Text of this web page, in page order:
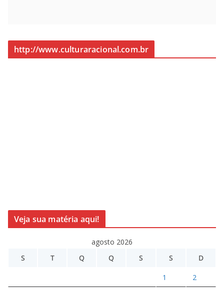
http://www.culturaracional.com.br
Veja sua matéria aqui!
agosto 2026
S
T Q Q S S D
1 2